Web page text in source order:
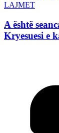
LAJMET
A është
Kryesuesi e